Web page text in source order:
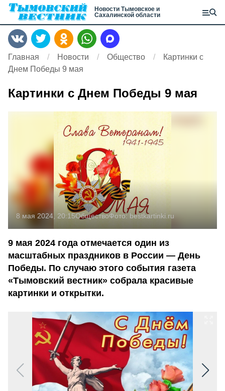
Новости Тымовское и
Сахалинской области
Главная Новости Общество
Картинки с
Днем Победы 9 мая
Картинки с Днем Победы 9 мая
8 мая 2024, 20:15ОбществоФото: bestkartinki.ru
9 мая 2024 года отмечается один из
масштабных праздников в России — День
Победы. По случаю этого события газета
«Тымовский вестник» собрала красивые
картинки и открытки.